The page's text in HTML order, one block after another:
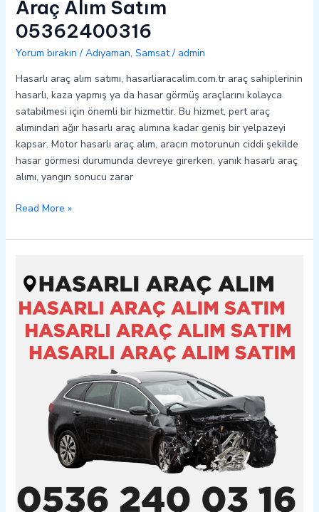
Araç Alım Satım
05362400316
Yorum bırakın / Adıyaman, Samsat/ admin
Hasarlı araç alım satımı, hasarliaracalim.com.tr araç sahiplerinin
hasarlı, kaza yapmış ya da hasar görmüş araçlarını kolayca
satabilmesi için önemli bir hizmettir. Bu hizmet, pert araç
alımından ağır hasarlı araç alımına kadar geniş bir yelpazeyi
kapsar. Motor hasarlı araç alım, aracın motorunun ciddi şekilde
hasar görmesi durumunda devreye girerken, yanık hasarlı araç
alımı, yangın sonucu zarar
Read More »
Hasarlı
Kazalı
Pert
Araç
Alım
Satım
05362400316